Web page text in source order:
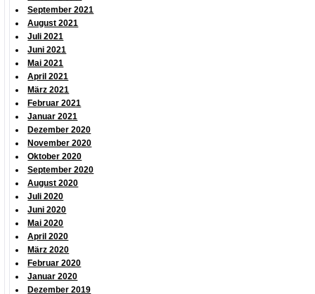
September 2021
August 2021
Juli 2021
Juni 2021
Mai 2021
April 2021
März 2021
Februar 2021
Januar 2021
Dezember 2020
November 2020
Oktober 2020
September 2020
August 2020
Juli 2020
Juni 2020
Mai 2020
April 2020
März 2020
Februar 2020
Januar 2020
Dezember 2019